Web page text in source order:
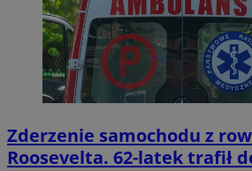
Zderzenie samochodu z
Roosevelta. 62-latek trafił